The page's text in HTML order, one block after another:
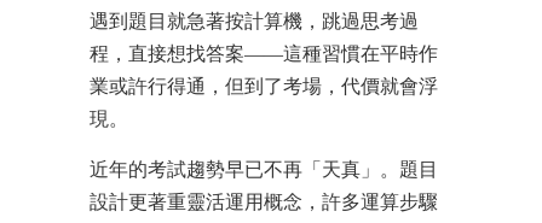
遇到題目就急著按計算機，跳過思考過
程，直接想找答案——這種習慣在平時作
業或許行得通，但到了考場，代價就會浮
現。
近年的考試趨勢早已不再「天真」。題目
設計更著重靈活運用概念，許多運算步驟